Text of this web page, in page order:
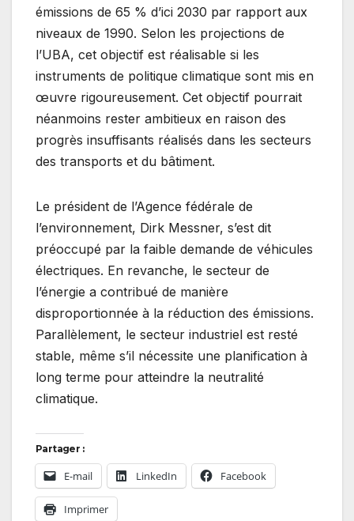
émissions de 65 % d’ici 2030 par rapport aux
niveaux de 1990. Selon les projections de
l’UBA, cet objectif est réalisable si les
instruments de politique climatique sont mis en
œuvre rigoureusement. Cet objectif pourrait
néanmoins rester ambitieux en raison des
progrès insuffisants réalisés dans les secteurs
des transports et du bâtiment.
Le président de l’Agence fédérale de
l’environnement, Dirk Messner, s’est dit
préoccupé par la faible demande de véhicules
électriques. En revanche, le secteur de
l’énergie a contribué de manière
disproportionnée à la réduction des émissions.
Parallèlement, le secteur industriel est resté
stable, même s’il nécessite une planification à
long terme pour atteindre la neutralité
climatique.
Partager :
E-mail LinkedIn Facebook
Imprimer